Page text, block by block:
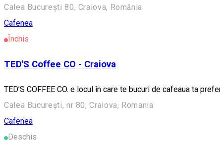
Calea București 80, Craiova, România
Cafenea
Închis
TED'S Coffee CO - Craiova
TED’S COFFEE CO. e locul în care te bucuri de cafeaua ta
Calea București, nr 80, Craiova, Romania
Cafenea
Deschis